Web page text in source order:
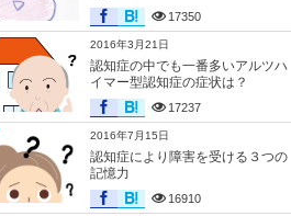
17350
2016年3月21日
認知症の中でも一番多いアルツハ
イマー型認知症の症状は？
17237
2016年7月15日
認知症により障害を受ける３つの
記憶力
16910